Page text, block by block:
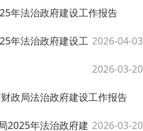
保障局2025年度法治政府
2026-03-20
治政府建设工作报告
2026-03-19
年法治政府建